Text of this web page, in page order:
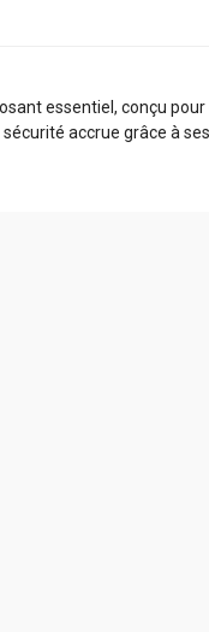
essentiel, conçu
accrue grâce à